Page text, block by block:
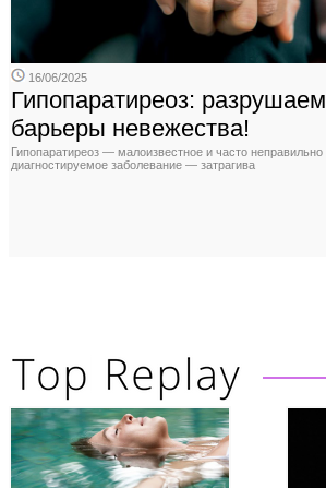
16/06/2025
Гипопаратиреоз: разрушаем
барьеры невежества!
Гипопаратиреоз — малоизвестное и часто неправильно
диагностируемое заболевание — затрагива